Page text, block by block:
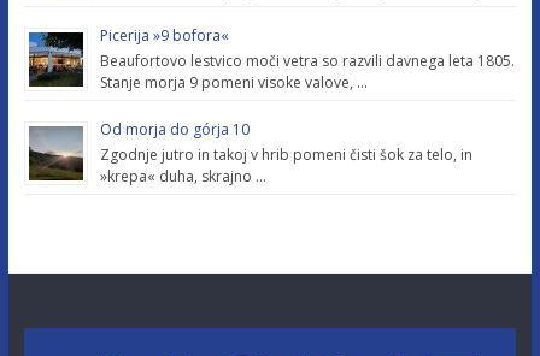
Picerija »9 bofora«
Beaufortovo lestvico moči vetra so razvili davnega leta 1805.
Stanje morja 9 pomeni visoke valove, …
Od morja do górja 10
Zgodnje jutro in takoj v hrib pomeni čisti šok za telo, in
»krepa« duha, skrajno …